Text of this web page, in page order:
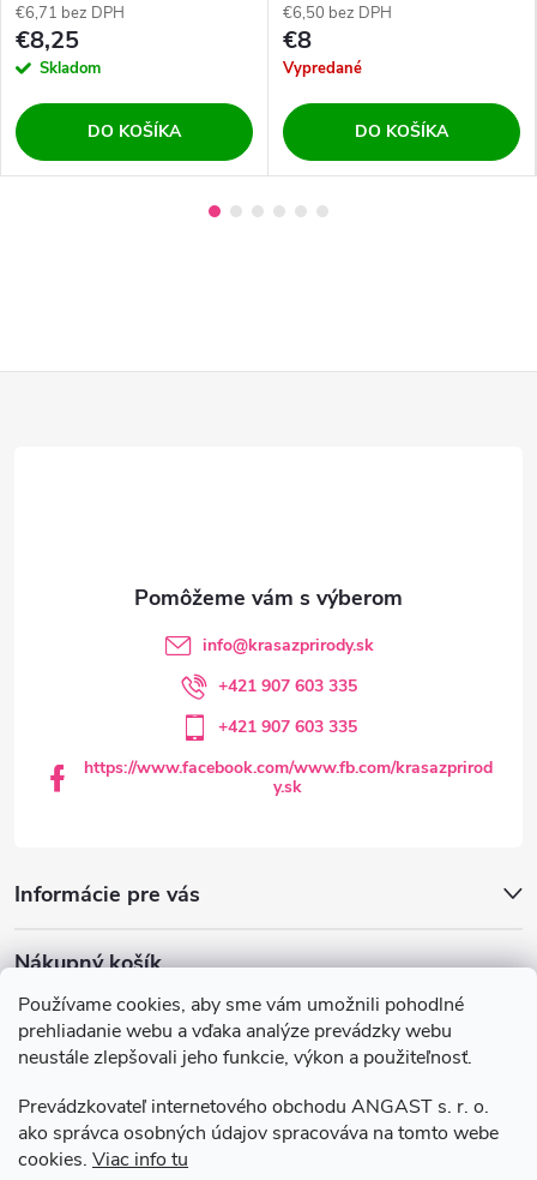
Používame cookies, aby sme vám umožnili pohodlné
prehliadanie webu a vďaka analýze prevádzky webu
neustále zlepšovali jeho funkcie, výkon a použiteľnosť.
Prevádzkovateľ internetového obchodu ANGAST s. r. o.
ako správca osobných údajov spracováva na tomto webe
cookies. Viac info tu
€6,71 bez DPH
€8,25
Skladom
DO KOŠÍKA
€6,50 bez DPH
€8
Vypredané
DO KOŠÍKA
info@krasazprirody.sk
+421 907 603 335
+421 907 603 335
https://www.facebook.com/www.fb.com/krasazprirod
y.sk
Informácie pre vás
Nákupný košík
0 KS /€0
Všeobecné obchodné podmienky
Podmienky ochrany osobných údajov